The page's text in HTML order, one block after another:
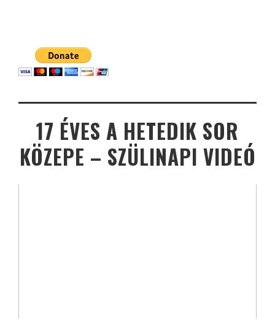
17 ÉVES A HETEDIK SOR
KÖZEPE – SZÜLINAPI VIDEÓ